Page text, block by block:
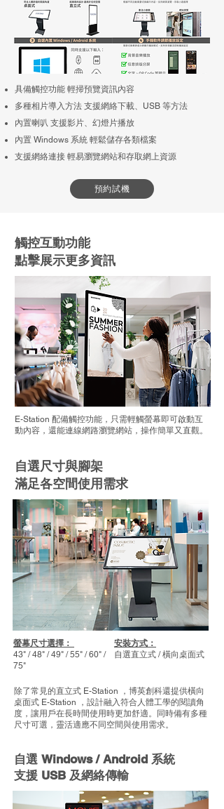
具備觸控功能 輕掃預覽資訊內容
多種相片導入方法 支援網絡下載、USB 等方法
內置喇叭 支援影片、幻燈片播放
內置 Windows 系統 輕鬆儲存各類檔案
支援網絡連接 輕易瀏覽網站和存取網上資源
預約試機
觸控互動功能
​點擊展示更多資訊
E-Station 配備觸控功能，只需輕觸螢幕即可啟動互
動內容，還能連線網路瀏覽網站，操作簡單又直觀。
自選尺寸與腳架
​滿足各空間使用需求
​螢幕尺寸選擇：
43" / 48" / 49" / 55" / 60" /
75"
安裝方式：
自選直立式 / 橫向桌面式
除了常見的直立式 E-Station ，博英創科還提供橫向
桌面式 E-Station ，設計融入符合人體工學的閱讀角
度，讓用戶在長時間使用時更加舒適。同時備有多種
尺寸可選，靈活適應不同空間與使用需求。
自選 Windows / Android 系統
​支援 USB 及網絡傳輸